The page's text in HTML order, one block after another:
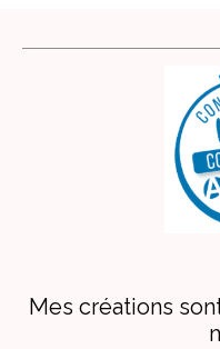
Mes créations